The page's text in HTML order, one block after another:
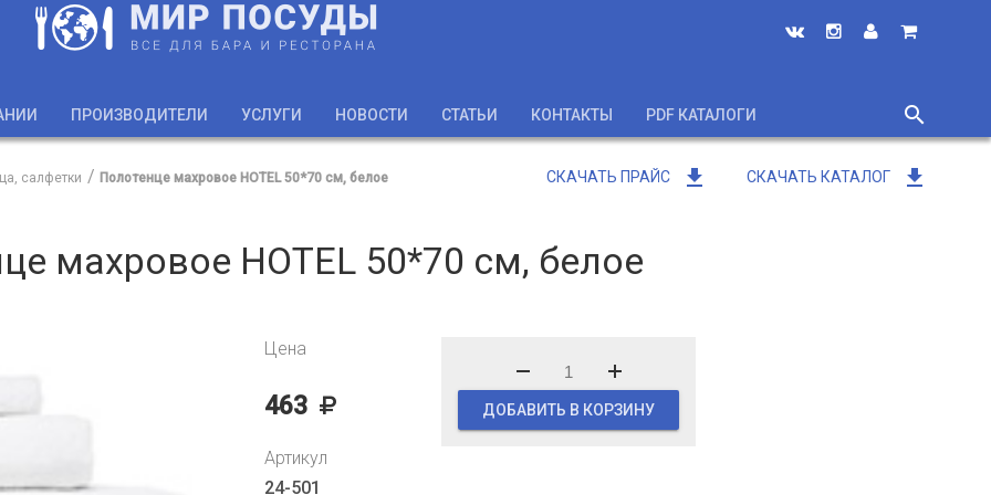
ПРОИЗВОДИТЕЛИ УСЛУГИ НОВОСТИ СТАТЬИ КОНТАКТЫ PDF КАТАЛОГИ
search
close
СКАЧАТЬ ПРАЙС get_app СКАЧАТЬ КАТАЛОГ get_app
салфетки Полотенце махровое HOTEL 50*70 см, белое
махровое HOTEL 50*70 см, белое
Цена
463 ДОБАВИТЬ В КОРЗИНУ
Артикул
24-501